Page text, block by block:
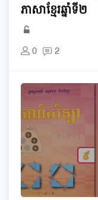
ភាសាខ្មែរ​ឆ្នាំទី២
0 2